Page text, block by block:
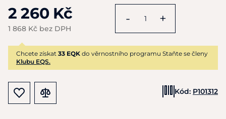
2 260 Kč
1 868 Kč bez DPH
- +
Chcete získat 33 EQK do věrnostního programu Staňte se členy
Klubu EQS.
Kód: P101312